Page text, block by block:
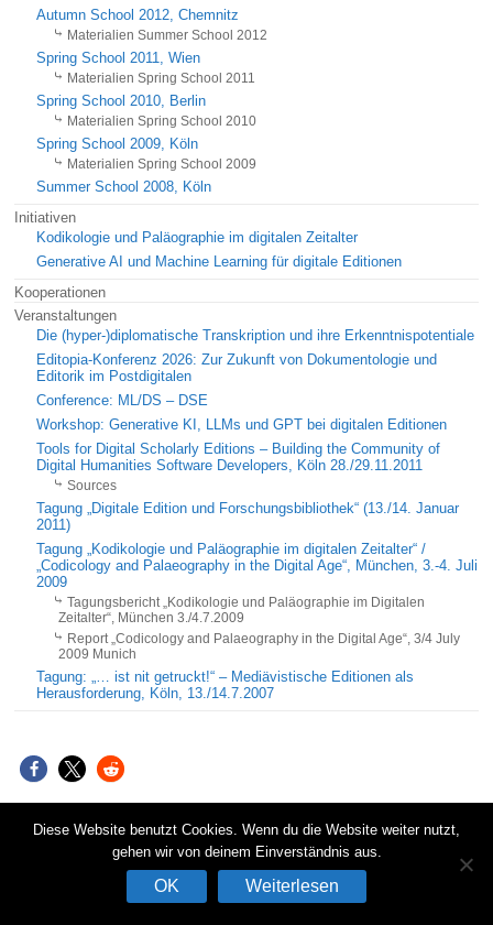
Autumn School 2012, Chemnitz
Materialien Summer School 2012
Spring School 2011, Wien
Materialien Spring School 2011
Spring School 2010, Berlin
Materialien Spring School 2010
Spring School 2009, Köln
Materialien Spring School 2009
Summer School 2008, Köln
Initiativen
Kodikologie und Paläographie im digitalen Zeitalter
Generative AI und Machine Learning für digitale Editionen
Kooperationen
Veranstaltungen
Die (hyper-)diplomatische Transkription und ihre Erkenntnispotentiale
Editopia-Konferenz 2026: Zur Zukunft von Dokumentologie und
Editorik im Postdigitalen
Conference: ML/DS – DSE
Workshop: Generative KI, LLMs und GPT bei digitalen Editionen
Tools for Digital Scholarly Editions – Building the Community of
Digital Humanities Software Developers, Köln 28./29.11.2011
Sources
Tagung „Digitale Edition und Forschungsbibliothek“ (13./14. Januar
2011)
Tagung „Kodikologie und Paläographie im digitalen Zeitalter“ /
„Codicology and Palaeography in the Digital Age“, München, 3.-4. Juli
2009
Tagungsbericht „Kodikologie und Paläographie im Digitalen
Zeitalter“, München 3./4.7.2009
Report „Codicology and Palaeography in the Digital Age“, 3/4 July
2009 Munich
Tagung: „… ist nit getruckt!“ – Mediävistische Editionen als
Herausforderung, Köln, 13./14.7.2007
IDE 2026 |Impressum
Powered byWordPress. Theme: Spacious by
Diese Website benutzt Cookies. Wenn du die Website weiter nutzt,
gehen wir von deinem Einverständnis aus.
OK Weiterlesen